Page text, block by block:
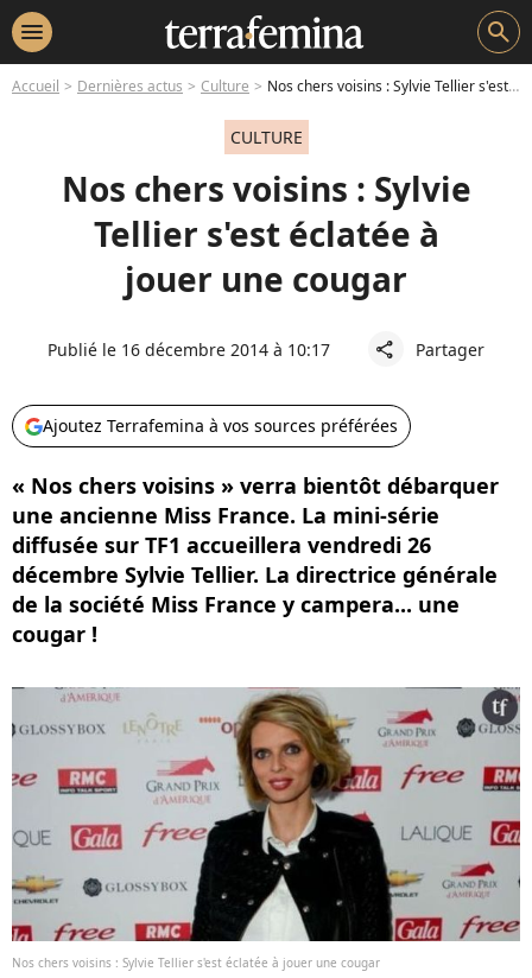
menu search
Accueil Dernières actus Culture Nos chers voisins : Sylvie Tellier s'est éclatée à jouer une cougar
CULTURE
Nos chers voisins : Sylvie
Tellier s'est éclatée à
jouer une cougar
Publié le 16 décembre 2014 à 10:17 share Partager
Ajoutez Terrafemina à vos sources préférées
« Nos chers voisins » verra bientôt débarquer
une ancienne Miss France. La mini-série
diffusée sur TF1 accueillera vendredi 26
décembre Sylvie Tellier. La directrice générale
de la société Miss France y campera... une
cougar !
Nos chers voisins : Sylvie Tellier s'est éclatée à jouer une cougar